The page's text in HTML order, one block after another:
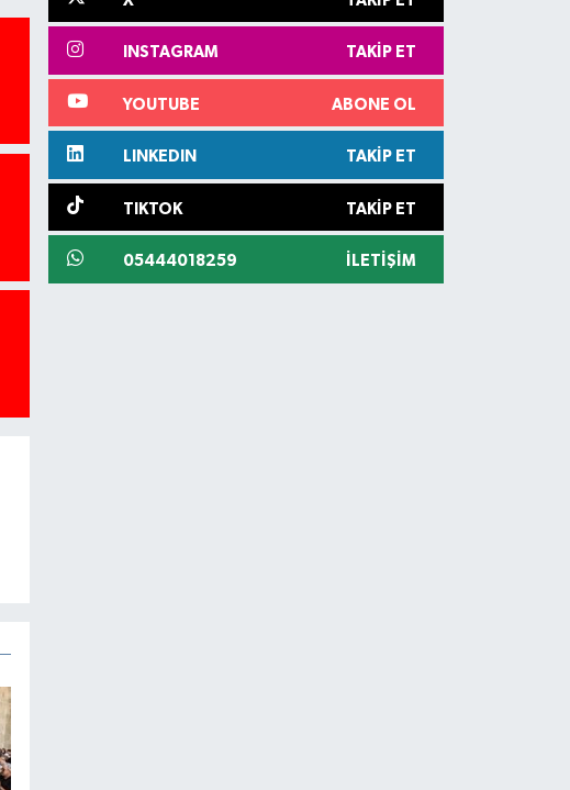
INSTAGRAM TAKIP ET
YOUTUBE ABONE OL
LINKEDIN TAKIP ET
TIKTOK TAKIP ET
05444018259 İLETIŞIM